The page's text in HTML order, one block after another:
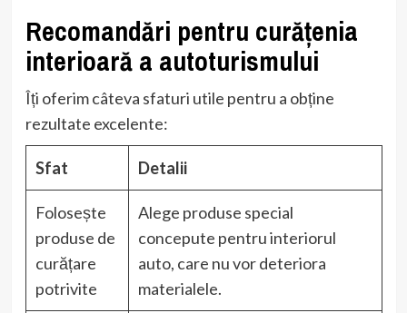
Recomandări pentru curățenia
interioară a autoturismului
Îți oferim câteva sfaturi utile pentru a obține
rezultate excelente:
Sfat Detalii
Folosește
produse de
curățare
potrivite
Alege produse special
concepute pentru interiorul
auto, care nu vor deteriora
materialele.